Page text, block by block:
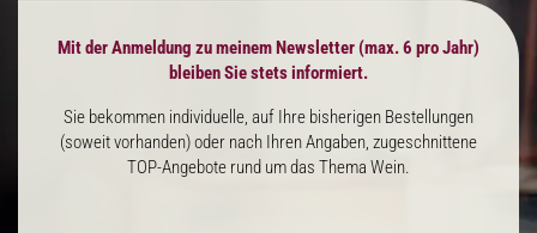
Mit der Anmeldung zu meinem Newsletter (max. 6 pro Jahr)
bleiben Sie stets informiert.
Sie bekommen individuelle, auf Ihre bisherigen Bestellungen
(soweit vorhanden) oder nach Ihren Angaben, zugeschnittene
TOP-Angebote rund um das Thema Wein.